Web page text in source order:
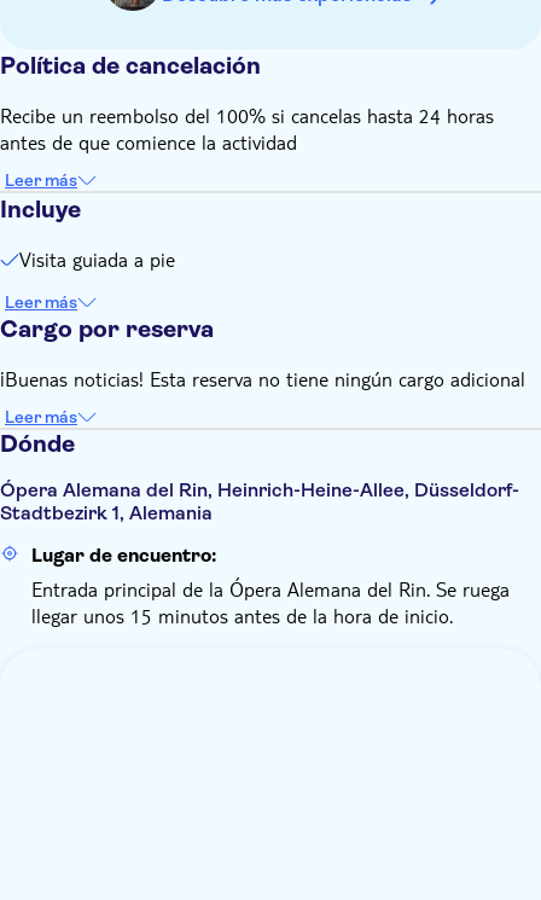
Política de cancelación
Recibe un reembolso del 100% si cancelas hasta 24 horas
antes de que comience la actividad
Leer más
Incluye
Visita guiada a pie
Leer más
Cargo por reserva
¡Buenas noticias! Esta reserva no tiene ningún cargo adicional
Leer más
Dónde
Ópera Alemana del Rin, Heinrich-Heine-Allee, Düsseldorf-
Stadtbezirk 1, Alemania
Lugar de encuentro:
Entrada principal de la Ópera Alemana del Rin. Se ruega
llegar unos 15 minutos antes de la hora de inicio.